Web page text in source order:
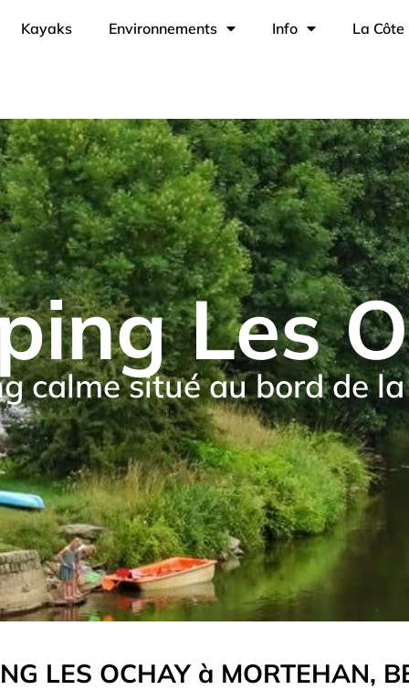
Kayaks Environnements Info La Côte
Les
calme situé au bord de
LES OCHAY à MORTEHAN,